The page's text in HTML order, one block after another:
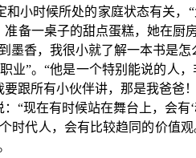
小时候所处的家庭状态有关，
备一桌子的甜点蛋糕，她在
墨香，我很小就了解一本书是
业”。“他是一个特别能说的人
跟所有小伙伴讲，那是我爸爸
“现在有时候站在舞台上，会有
时代人，会有比较趋同的价值